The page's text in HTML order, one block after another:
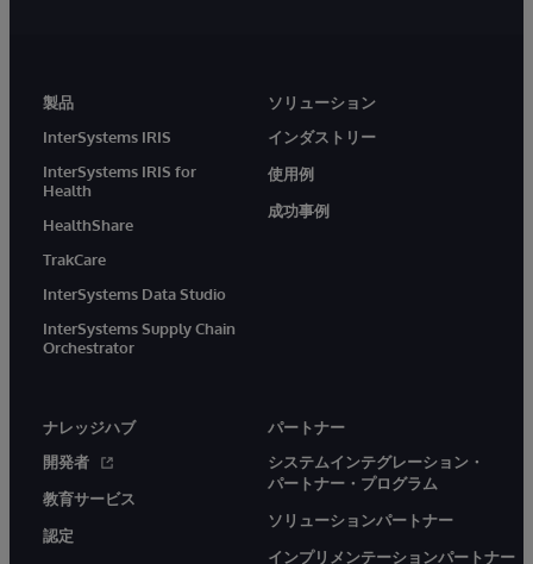
製品
InterSystems IRIS
InterSystems IRIS for
Health
HealthShare
TrakCare
InterSystems Data Studio
InterSystems Supply Chain
Orchestrator
ソリューション
インダストリー
使用例
成功事例
ナレッジハブ
開発者
教育サービス
認定
パートナー
システムインテグレーション・
パートナー・プログラム
ソリューションパートナー
インプリメンテーションパートナー